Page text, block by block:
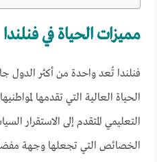
مميزات الحياة في فنلندا
فنلندا تُعد واحدة من أكثر
الحياة العالية التي تقدمها
التعليمي المتقدم إلى الاستقرار
الخصائص التي تجعلها وجهة